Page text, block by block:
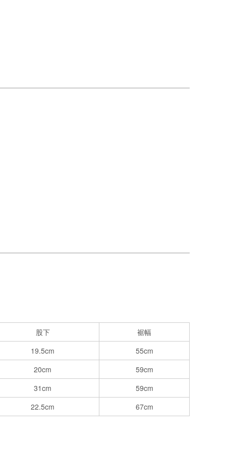
股下
裾幅
19.5cm
55cm
20cm
59cm
31cm
59cm
22.5cm
67cm